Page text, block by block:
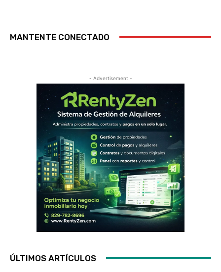
MANTENTE CONECTADO
- Advertisement -
ÚLTIMOS ARTÍCULOS